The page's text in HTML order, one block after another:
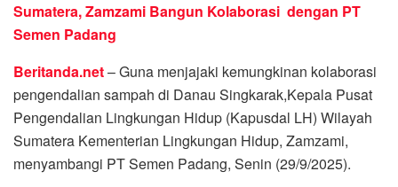
Sumatera, Zamzami Bangun Kolaborasi dengan PT
Semen Padang
Beritanda.net– Guna menjajaki kemungkinan kolaborasi
pengendalian sampah di Danau Singkarak,Kepala Pusat
Pengendalian Lingkungan Hidup (Kapusdal LH) Wilayah
Sumatera Kementerian Lingkungan Hidup, Zamzami,
menyambangi PT Semen Padang, Senin (29/9/2025).